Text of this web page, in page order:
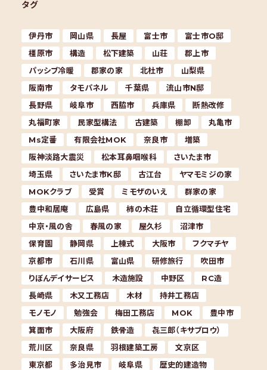
タグ
伊丹市 岡山県 長屋 富士市
富士市O邸
橿原市
構造 松下建築 山荘
郡上市
パッシブ冷暖
郡家の家 北杜市
山梨県
阪南市
タモパネル 千葉県
流山市N邸
長野県
岐阜市 西脇市 兵庫県
断熱改修
丸福町家
民家型構法 古建築 棚卸
丸亀市
Ms定番
有限会社MOK 奈良市
増築
阪神淡路大震災
松本耳鼻咽喉科
さいたま市
埼玉県
さいたま市K邸 古江台
ヤマモミジの家
MOKクラブ
受賞 ミモザのいえ
群家の家
豊中和居庵
広島県 柿の木荘
自立循環型住宅
中京・風の舎
春風の家 屋久杉
沼津市
保育園
静岡県 上棟式 大阪市
フクマチヤ
京都市
石川県 富山県 研修旅行
吹田市
りぼんデイサービス
木造施設 中野区
RC造
長崎県
木又工務店 木材
持井工務店
モノモノ
勉強会 梅田工務店 MOK
豊中市
箕面市
大阪府 鉄骨造
㐂三郎（キサブロウ）
荒川区
奈良県 羽根建築工房
文京区
東京都
多治見市 岐阜県
歴史的建造物